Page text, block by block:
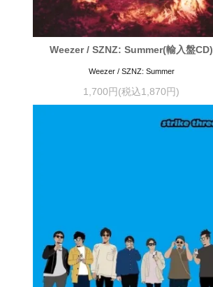
Weezer / SZNZ: Summer(輸入盤CD)
Weezer / SZNZ: Summer
1,700円(税込1,870円)